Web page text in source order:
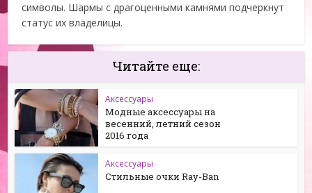
символы. Шармы с драгоценными камнями подчеркнут
статус их владелицы.
Читайте еще:
Аксессуары
Модные аксессуары на
весенний, летний сезон
2016 года
Аксессуары
Стильные очки Ray-Ban